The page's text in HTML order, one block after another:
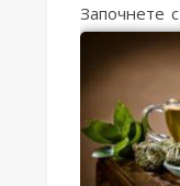
Започнете